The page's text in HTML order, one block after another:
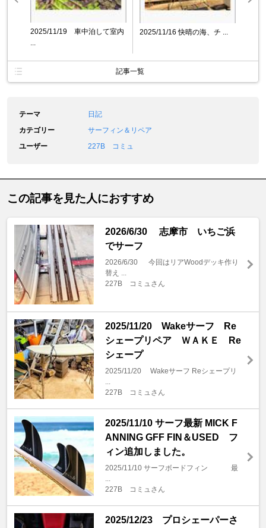
2025/11/19 車中泊して室内
...
2025/11/16 快晴の海、チ ...
記事一覧
テーマ
日記
カテゴリー
サーフィン＆リペア
ユーザー
227B コミュ
この記事を見た人におすすめ
2026/6/30 志摩市 いちご浜
でサーフ
2026/6/30 今回はリアWoodデッキ作り
替え ...
227B コミュさん
2025/11/20 Wakeサーフ Re
シェープリペア ＷＡＫＥ Re
シェープ
2025/11/20 Wakeサーフ Reシェープリ
...
227B コミュさん
2025/11/10 サーフ最新 MICK F
ANNING GFF FIN＆USED フ
ィン追加しました。
2025/11/10 サーフボードフィン 最
...
227B コミュさん
2025/12/23 プロシェーパーさ